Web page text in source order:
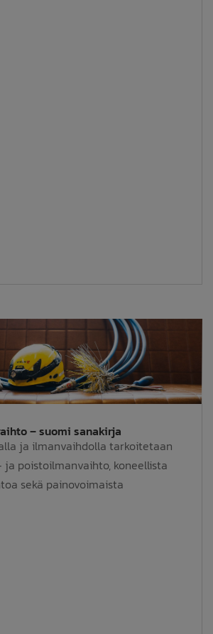
– suomi sanakirja
ja ilmanvaihdolla tarkoitetaan
poistoilmanvaihto, koneellista
sekä painovoimaista